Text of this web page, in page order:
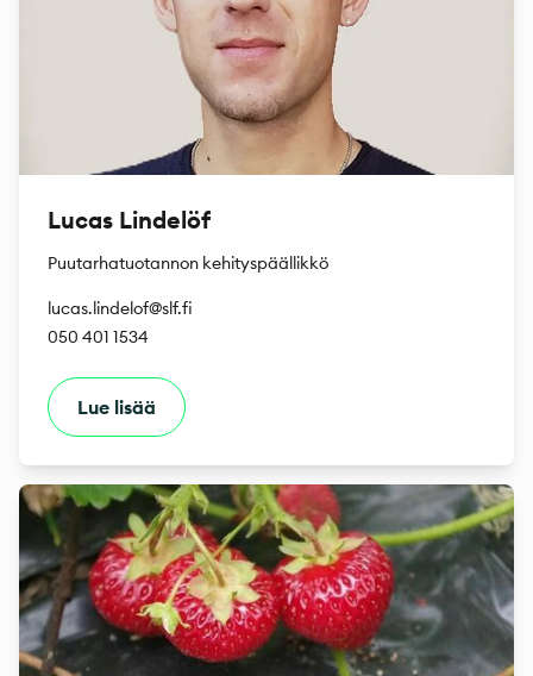
Lucas Lindelöf
Puutarhatuotannon kehityspäällikkö
lucas.lindelof@slf.fi
050 401 1534
Lue lisää